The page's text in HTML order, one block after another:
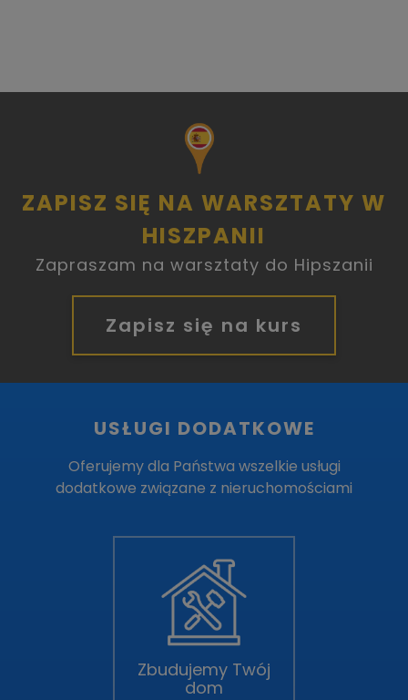
ZAPISZ SIĘ NA WARSZTATY W
HISZPANII
Zapraszam na warsztaty do Hipszanii
Zapisz się na kurs
USŁUGI DODATKOWE
Oferujemy dla Państwa wszelkie usługi
dodatkowe związane z nieruchomościami
Zbudujemy Twój
dom